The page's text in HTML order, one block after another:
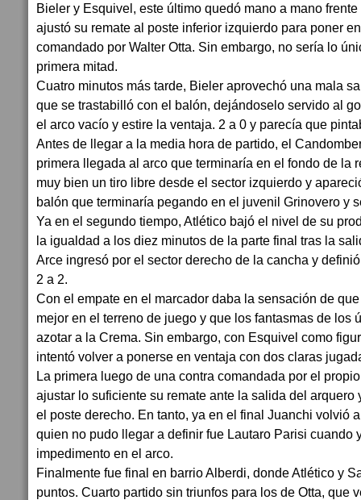
Bieler y Esquivel, este último quedó mano a mano
ajustó su remate al poste inferior izquierdo para poner
comandado por Walter Otta. Sin embargo, no sería lo
primera mitad.
Cuatro minutos más tarde, Bieler aprovechó una mala
que se trastabilló con el balón, dejándoselo servido al
el arco vacío y estire la ventaja. 2 a 0 y parecía que
Antes de llegar a la media hora de partido, el
primera llegada al arco que terminaría en el fondo de la
muy bien un tiro libre desde el sector izquierdo y
balón que terminaría pegando en el juvenil Grinovero y
Ya en el segundo tiempo, Atlético bajó el nivel de su
la igualdad a los diez minutos de la parte final tras la
Arce ingresó por el sector derecho de la cancha y
2 a 2.
Con el empate en el marcador daba la sensación de
mejor en el terreno de juego y que los fantasmas de los
azotar a la Crema. Sin embargo, con Esquivel como
intentó volver a ponerse en ventaja con dos claras
La primera luego de una contra comandada por el
ajustar lo suficiente su remate ante la salida del arquero
el poste derecho. En tanto, ya en el final Juanchi volvió
quien no pudo llegar a definir fue Lautaro Parisi cuando
impedimento en el arco.
Finalmente fue final en barrio Alberdi, donde Atlético y
puntos. Cuarto partido sin triunfos para los de Otta, que